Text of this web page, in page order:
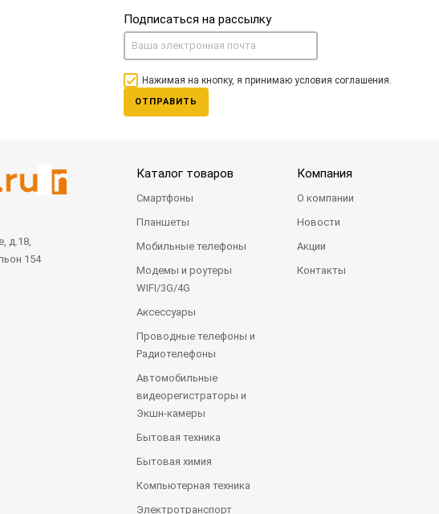
Подписаться на рассылку
Нажимая на кнопку, я принимаю условия соглашения.
ОТПРАВИТЬ
д.18,
154
Каталог товаров
Смартфоны
Планшеты
Мобильные телефоны
Модемы и роутеры
WIFI/3G/4G
Аксессуары
Проводные телефоны и
Радиотелефоны
Автомобильные
видеорегистраторы и
Экшн-камеры
Бытовая техника
Бытовая химия
Компьютерная техника
Электротранспорт
Компания
О компании
Новости
Акции
Контакты